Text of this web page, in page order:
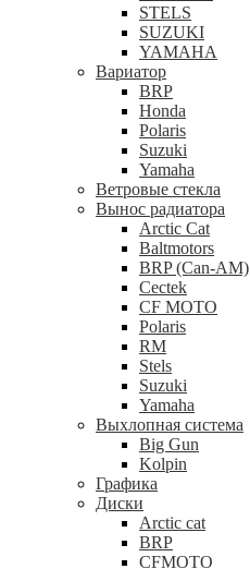
STELS
SUZUKI
YAMAHA
Вариатор
BRP
Honda
Polaris
Suzuki
Yamaha
Ветровые стекла
Вынос радиатора
Arctic Cat
Baltmotors
BRP (Can-AM)
Cectek
CF MOTO
Polaris
RM
Stels
Suzuki
Yamaha
Выхлопная система
Big Gun
Kolpin
Графика
Диски
Arctic cat
BRP
CFMOTO